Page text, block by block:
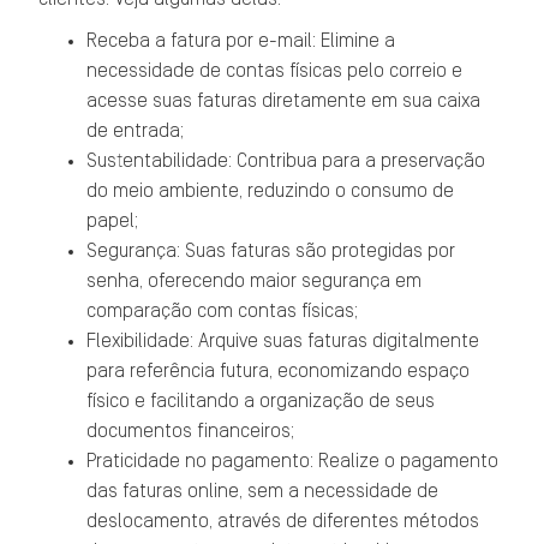
Receba a fatura por e-mail: Elimine a
necessidade de contas físicas pelo correio e
acesse suas faturas diretamente em sua caixa
de entrada;
Sustentabilidade: Contribua para a preservação
do meio ambiente, reduzindo o consumo de
papel;
Segurança: Suas faturas são protegidas por
senha, oferecendo maior segurança em
comparação com contas físicas;
Flexibilidade: Arquive suas faturas digitalmente
para referência futura, economizando espaço
físico e facilitando a organização de seus
documentos financeiros;
Praticidade no pagamento: Realize o pagamento
das faturas online, sem a necessidade de
deslocamento, através de diferentes métodos